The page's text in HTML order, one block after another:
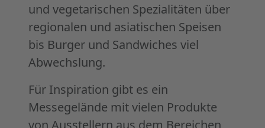
und vegetarischen Spezialitäten über
regionalen und asiatischen Speisen
bis Burger und Sandwiches viel
Abwechslung.
Für Inspiration gibt es ein
Messegelände mit vielen Produkte
von Ausstellern aus dem Bereichen